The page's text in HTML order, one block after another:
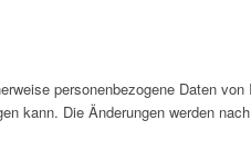
personenbezogene Daten
kann. Die Änderungen werden